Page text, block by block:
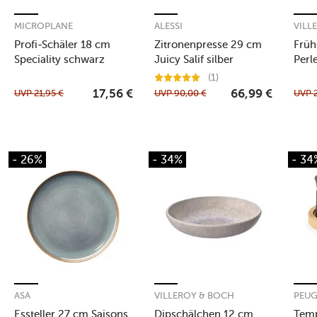
Profi-Schäler 18 cm
Speciality schwarz
MICROPLANE
UVP21,95 € 17,56 €
Zitronenpresse 29 cm
Juicy Salif silber
ALESSI
(1)
UVP90,00 € 66,99 € UVP
- 26%
ASA
- 34%
VILLEROY & BOCH
-